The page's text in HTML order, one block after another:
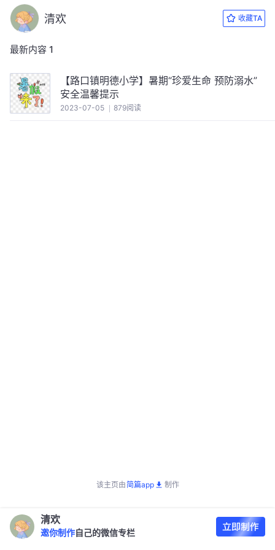
清欢 收藏TA
最新内容 1
【路口镇明德小学】暑期“珍爱生命 预防溺水”
安全温馨提示
2023-07-05 879阅读
该主页由简篇app 制作
清欢
邀你制作 自己的微信专栏